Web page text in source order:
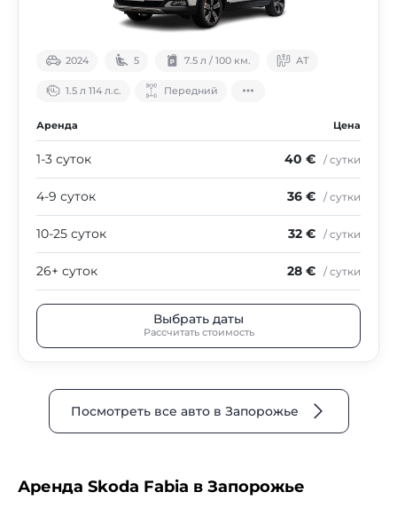
2024 5 7.5 л / 100 км. АТ
1.5 л 114 л.с. Передний
Аренда Цена
1-3 суток 40 € / сутки
4-9 суток 36 € / сутки
10-25 суток 32 € / сутки
26+ суток 28 € / сутки
Выбрать даты
Рассчитать стоимость
Посмотреть все авто в Запорожье
Аренда Skoda Fabia в Запорожье